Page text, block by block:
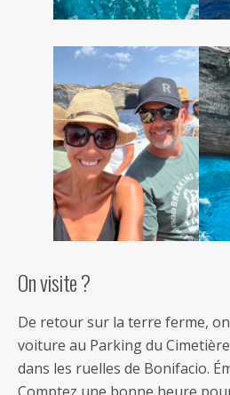
On visite ?
De retour sur la terre ferme,
voiture au Parking du
dans les ruelles de Bonifacio.